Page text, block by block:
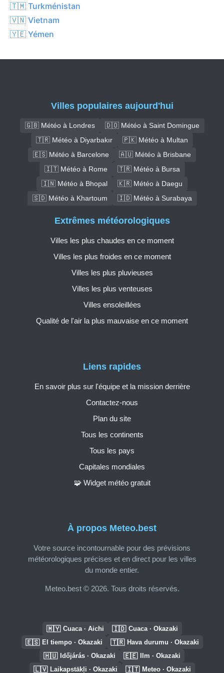
🇹🇲 Turkménistan
🇻🇳 Vietnam
🇾🇪 Yémen
Villes populaires aujourd'hui
🇬🇧 Météo à Londres
🇩🇴 Météo à Saint Domingue
🇹🇷 Météo à Diyarbakır
🇵🇰 Météo à Multan
🇪🇸 Météo à Barcelone
🇦🇺 Météo à Brisbane
🇮🇹 Météo à Rome
🇹🇷 Météo à Bursa
🇮🇳 Météo à Bhopal
🇰🇷 Météo à Daegu
🇸🇩 Météo à Khartoum
🇮🇩 Météo à Surabaya
À propos Meteo.best
Votre source incontournable pour des prévisions
météorologiques précises et en direct pour les villes
du monde entier.
Meteo.best © 2026. Tous droits réservés.
Liens rapides
En savoir plus sur l'équipe et la mission derrière
Contactez-nous
Plan du site
Tous les continents
Tous les pays
Capitales mondiales
🧩 Widget météo gratuit
Extrêmes météorologiques
Villes les plus chaudes en ce moment
Villes les plus froides en ce moment
Villes les plus pluvieuses
Villes les plus venteuses
Villes ensoleillées
Qualité de l'air la plus mauvaise en ce moment
🇲🇾 Cuaca · Aichi 🇮🇩 Cuaca · Okazaki
🇪🇸 El tiempo · Okazaki 🇹🇷 Hava durumu · Okazaki
🇭🇺 Időjárás · Okazaki 🇪🇪 Ilm · Okazaki
🇱🇻 Laikapstākļi · Okazaki 🇮🇹 Meteo · Okazaki